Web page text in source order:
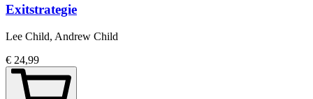
Exitstrategie
Lee Child, Andrew Child
€ 24,99